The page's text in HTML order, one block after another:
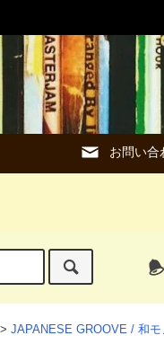
お問い合
> JAPANESE GROOVE / 和モ